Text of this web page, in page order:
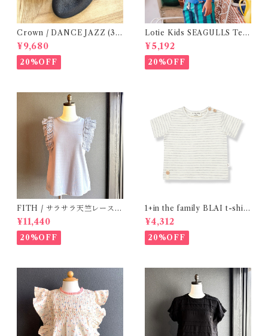
Crown / DANCE JAZZ (3:2
2cm / 6:24-24,5 ) Black
¥9,680
20%OFF
Lotie Kids SEAGULLS Tee
(12m- 8Y)
¥5,192
20%OFF
FITH / サラサラ天竺レースT
シャツ (BL) / 145・155
¥11,440
20%OFF
1+in the family BLAI t-shirt
(Grey)
¥4,312
20%OFF